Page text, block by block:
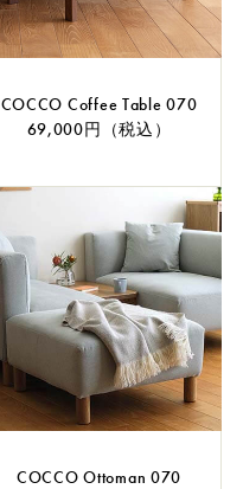
COCCO Coffee Table 070
69,000円（税込）
COCCO Ottoman 070